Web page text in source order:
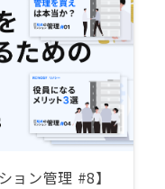
ョン管理 #8】